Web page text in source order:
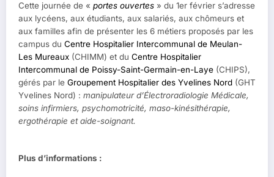
Cette journée de « portes ouvertes » du 1er février s’adresse
aux lycéens, aux étudiants, aux salariés, aux chômeurs et
aux familles afin de présenter les 6 métiers proposés par les
campus du Centre Hospitalier Intercommunal de Meulan-
Les Mureaux (CHIMM) et du Centre Hospitalier
Intercommunal de Poissy-Saint-Germain-en-Laye (CHIPS),
gérés par le Groupement Hospitalier des Yvelines Nord (GHT
Yvelines Nord) : manipulateur d’Électroradiologie Médicale,
soins infirmiers, psychomotricité, maso-kinésithérapie,
ergothérapie et aide-soignant.
Plus d’informations :